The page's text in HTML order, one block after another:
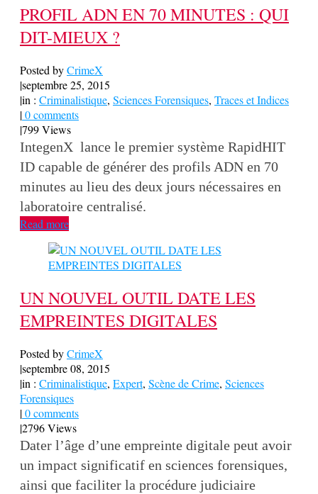
PROFIL ADN EN 70 MINUTES : QUI
DIT-MIEUX ?
Posted byCrimeX
|septembre 25, 2015
|in : Criminalistique, Sciences Forensiques, Traces et Indices
|0 comments
|799 Views
IntegenX lance le premier système RapidHIT
ID capable de générer des profils ADN en 70
minutes au lieu des deux jours nécessaires en
laboratoire centralisé.
Read more
UN NOUVEL OUTIL DATE LES
EMPREINTES DIGITALES
Posted byCrimeX
|septembre 08, 2015
|in : Criminalistique, Expert, Scène de Crime, Sciences
Forensiques
|0 comments
|2796 Views
Dater l’âge d’une empreinte digitale peut avoir
un impact significatif en sciences forensiques,
ainsi que faciliter la procédure judiciaire